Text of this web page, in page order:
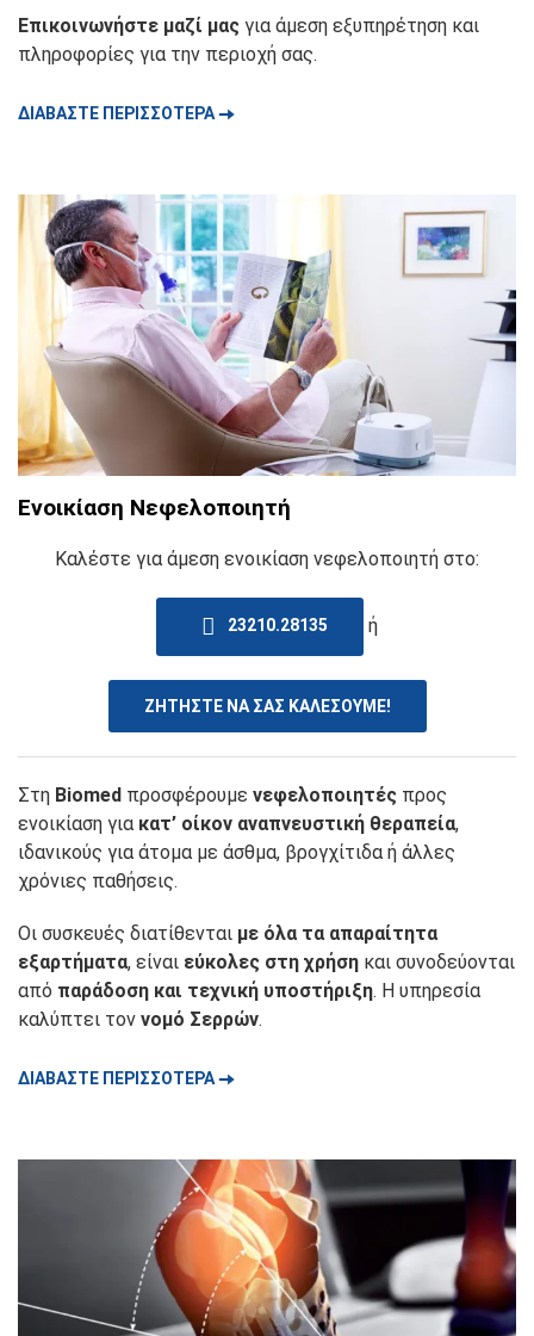
Επικοινωνήστε μαζί μας για άμεση εξυπηρέτηση και
πληροφορίες για την περιοχή σας.
ΔΙΑΒΑΣΤΕ ΠΕΡΙΣΣΟΤΕΡΑ🠆
Ενοικίαση Νεφελοποιητή
Καλέστε για άμεση ενοικίαση νεφελοποιητή στο:
23210.28135 ή
ΖΗΤΗΣΤΕ ΝΑ ΣΑΣ ΚΑΛΕΣΟΥΜΕ!
Στη Biomed προσφέρουμε νεφελοποιητές προς
ενοικίαση για κατ’ οίκον αναπνευστική θεραπεία,
ιδανικούς για άτομα με άσθμα, βρογχίτιδα ή άλλες
χρόνιες παθήσεις.
Οι συσκευές διατίθενται με όλα τα απαραίτητα
εξαρτήματα, είναι εύκολες στη χρήση και συνοδεύονται
από παράδοση και τεχνική υποστήριξη. Η υπηρεσία
καλύπτει τον νομό Σερρών.
ΔΙΑΒΑΣΤΕ ΠΕΡΙΣΣΟΤΕΡΑ🠆